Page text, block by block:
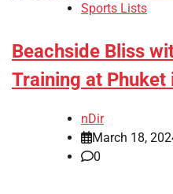
Sports Lists
Beachside Bliss
Training at Phuket
nDir
March 18,
0